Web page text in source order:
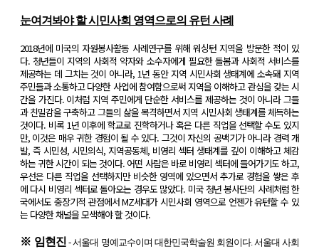
눈여겨봐야 할 시민사회 영역으로의 유턴 사례
2018년에 미국의 자원봉사활동 사례연구를 위해 워싱턴 지역을 방문한 적이 있
다. 청년들이 지역의 사회적 약자와 소수자에게 필요한 돌봄과 사회적 서비스를
제공하는 데 그치는 것이 아니라, 1년 동안 지역 시민사회 생태계에 소속돼 지역
주민들과 소통하고 다양한 사업에 참여함으로써 지역을 이해하고 관심을 갖는 시
간을 가진다. 이처럼 지역 주민에게 단순한 서비스를 제공하는 것이 아니라 그들
과 친밀감을 구축하고 그들의 삶을 목격하면서 지역 시민사회 생태계를 체득하는
것이다. 비록 1년 이후에 학교로 진학하거나 혹은 다른 직업을 선택할 수도 있지
만, 이것은 매우 귀한 경험이 될 수 있다. 그것이 자신의 공백기가 아니라 경력 개
발, 즉 시민성, 시민의식, 지역공동체, 비영리 섹터 생태계를 깊이 이해하고 체감
하는 귀한 시간이 되는 것이다. 어떤 사람은 바로 비영리 섹터에 들어가기도 하고,
우선은 다른 직업을 선택하지만 비슷한 영역에 있으면서 추가로 경험을 쌓은 후
에 다시 비영리 섹터로 돌아오는 경우도 많았다. 미국 청년 봉사단의 사례처럼 한
국에서도 중장기적 관점에서 MZ세대가 시민사회 영역으로 언젠가 유턴할 수 있
는 다양한 채널을 모색해야 할 것이다.
※ 임현진 - 서울대 명예교수이며 대한민국학술원 회원이다. 서울대 사회